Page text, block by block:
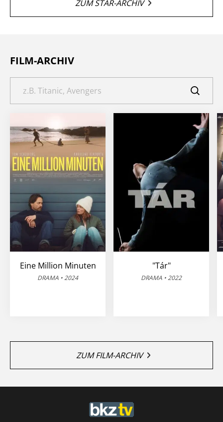
ZUM STAR-ARCHIV
FILM-ARCHIV
Eine Million Minuten
DRAMA • 2024
"Tár"
DRAMA • 2022
ZUM FILM-ARCHIV